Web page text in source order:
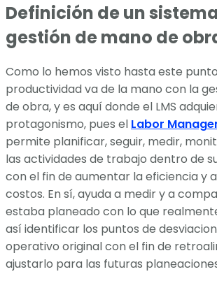
Definición de un
gestión de mano de
Como lo hemos visto hasta este
productividad va de la mano con la
de obra, y es aquí donde el LMS
protagonismo, pues el Labor
permite planificar, seguir, medir,
las actividades de trabajo dentro de
con el fin de aumentar la eficiencia y
costos. En sí, ayuda a medir y a
estaba planeado con lo que
así identificar los puntos de
operativo original con el fin de
ajustarlo para las futuras